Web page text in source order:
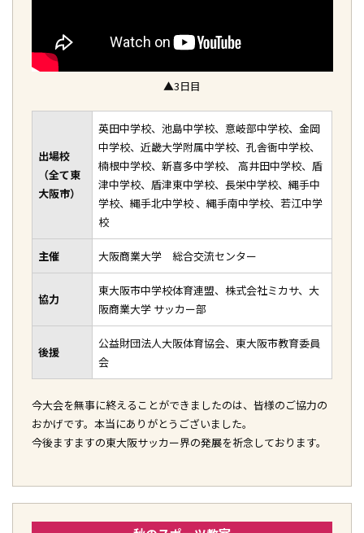
▲3日目
出場校
（全て東
大阪市）
英田中学校、池島中学校、意岐部中学校、金岡
中学校、近畿大学附属中学校、 孔舎衙中学校、
楠根中学校、新喜多中学校、 高井田中学校、盾
津中学校、 盾津東中学校、長栄中学校、縄手中
学校、縄手北中学校 、縄手南中学校、若江中学
校
主催 大阪商業大学 総合交流センター
協力
東大阪市中学校体育連盟、株式会社ミカサ、大
阪商業大学 サッカー部
後援
公益財団法人大阪体育協会、東大阪市教育委員
会
今大会を無事に終えることができましたのは、皆様のご協力の
おかげです。本当にありがとうございました。
今後ますますの東大阪サッカー界の発展を祈念しております。